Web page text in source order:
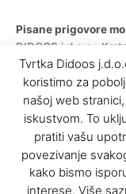
Pisane prigovore
DIDOOS j.d.o.o.,
ili na email adresu
info@didoos.hr
Podrška prema
odnosu. Na sve
odnosno max. 24h.
Tvrtka Didoos
koristimo za
našoj web
iskustvom. To
pratiti vašu
povezivanje
kako bismo
interese. Više